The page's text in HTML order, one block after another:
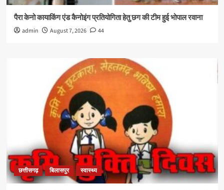
पैरा केनो कायाकिंग एंड कैनोइंग प्रतियोगिता हेतु छग की टीम हुई भोपाल रवाना
admin August 7, 2026 44
छत्तीसगढ़ बिलासपुर स्वास्थ्य